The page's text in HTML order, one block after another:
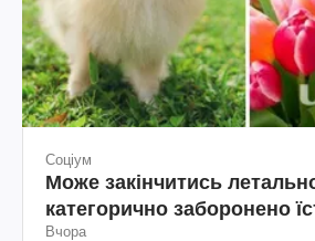
Соціум
Може закінчитись
категорично заборонено
Вчора